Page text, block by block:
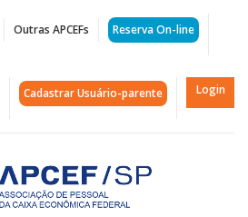
Outras APCEFs Reserva On-line
Cadastrar Usuário-parente Login